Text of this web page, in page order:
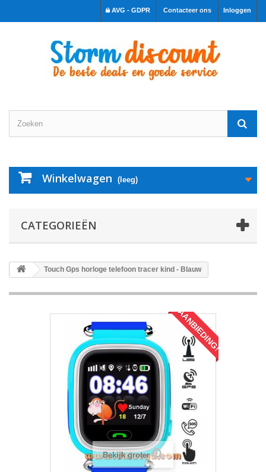
Inloggen
Contacteer ons
AVG - GDPR
Winkelwagen (leeg)
CATEGORIEËN
Touch Gps horloge telefoon tracer kind - Blauw
AANBIEDING!
Bekijk groter